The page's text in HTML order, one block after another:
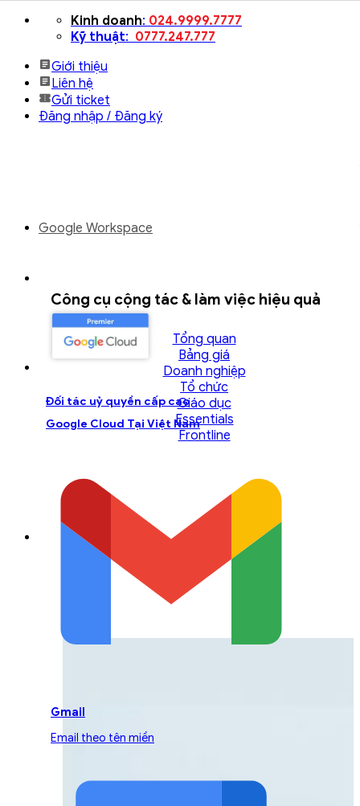
dung
Kinh doanh: 024.9999.7777
Kỹ thuật: 0777.247.777
Giới thiệu
Liên hệ
Gửi ticket
Đăng nhập / Đăng ký
Đối tác uỷ quyền cấp cao
Google Cloud Tại Việt Nam
LIÊN HỆ ĐỘI NGŨ TƯ
VẤN
Liên hệ với đội ngũ chuyên gia GCS để được
Google Workspace
Công cụ cộng tác & làm việc hiệu quả
Tổng quan
Bảng giá
Doanh nghiệp
Tổ chức
Giáo dục
Essentials
Frontline
Gmail
Email theo tên miền